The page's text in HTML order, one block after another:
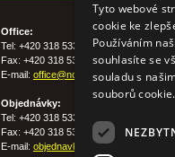
Office:
Tel: +420 318 533 511
Fax: +420 318 533 513
E-mail: office@nohelgarden.cz
Objednávky:
Tel: +420 318 533 533
Fax: +420 318 533 538
E-mail: objednavky@nohelgarden.cz
Tyto webové
cookie ke
Používáním
souhlasíte se
souladu s
souborů cookie.